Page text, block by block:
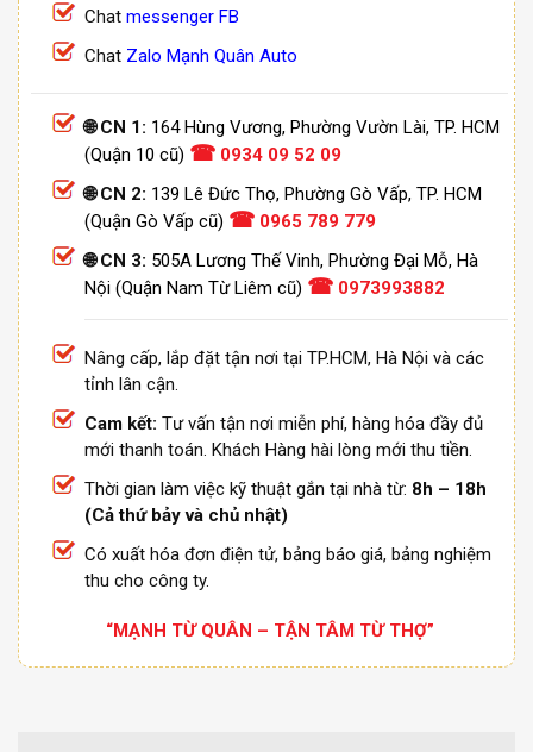
Chat messenger FB
Chat Zalo Mạnh Quân Auto
🌐 CN 1: 164 Hùng Vương, Phường Vườn Lài, TP. HCM
(Quận 10 cũ) ☎ 0934 09 52 09
🌐 CN 2: 139 Lê Đức Thọ, Phường Gò Vấp, TP. HCM
(Quận Gò Vấp cũ) ☎ 0965 789 779
🌐 CN 3: 505A Lương Thế Vinh, Phường Đại Mỗ, Hà
Nội (Quận Nam Từ Liêm cũ) ☎ 0973993882
Nâng cấp, lắp đặt tận nơi tại TP.HCM, Hà Nội và các
tỉnh lân cận.
Cam kết: Tư vấn tận nơi miễn phí, hàng hóa đầy đủ
mới thanh toán. Khách Hàng hài lòng mới thu tiền.
Thời gian làm việc kỹ thuật gắn tại nhà từ: 8h – 18h
(Cả thứ bảy và chủ nhật)
Có xuất hóa đơn điện tử, bảng báo giá, bảng nghiệm
thu cho công ty.
“MẠNH TỪ QUÂN – TẬN TÂM TỪ THỢ”